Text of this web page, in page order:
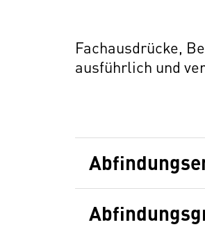
Fachausdrücke,
ausführlich und